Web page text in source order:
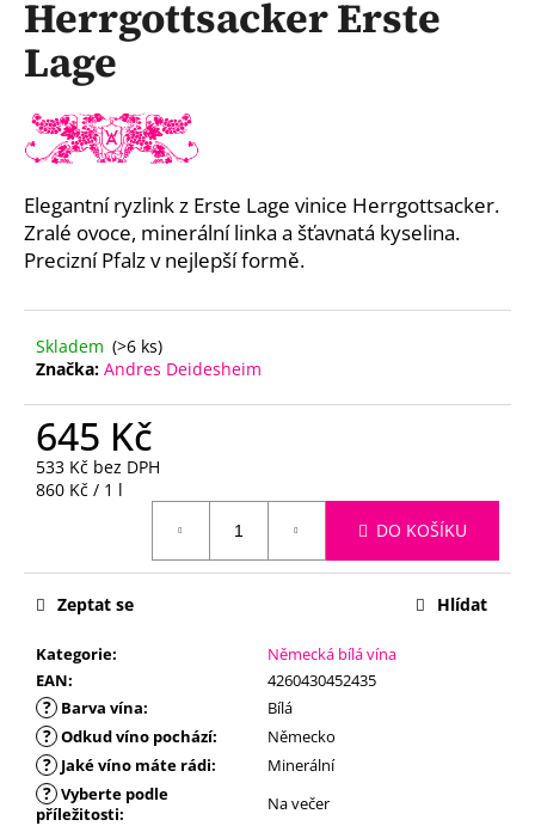
Herrgottsacker Erste
Lage
Elegantní ryzlink z Erste Lage vinice Herrgottsacker.
Zralé ovoce, minerální linka a šťavnatá kyselina.
Precizní Pfalz v nejlepší formě.
Skladem (>6 ks)
Značka: Andres Deidesheim
645 Kč
533 Kč bez DPH
Měrná
860 Kč / 1 l
DO KOŠÍKU
Kategorie:
Německá bílá vína
EAN: 4260430452435
? Barva vína: Bílá
? Odkud víno pochází: Německo
? Jaké víno máte rádi: Minerální
? Vyberte podle
příležitosti: Na večer
Zeptat se Hlídat
a
j
t
?
HLEDAT
D
o
p
o
u
m